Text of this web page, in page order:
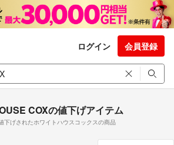
ログイン 会員登録
COXの値下げアイテム
下げされたホワイトハウスコックスの商品